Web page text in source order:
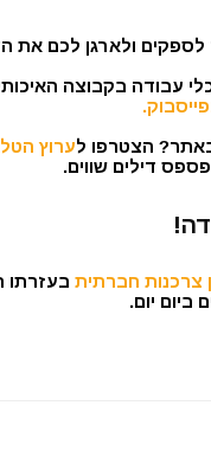
ולארגן לכם את
עבודה בקבוצה
באתר? הצטרפו לערוץ
דילים שווים.
צרכנות חברתית בעזרתו
ביום יום.